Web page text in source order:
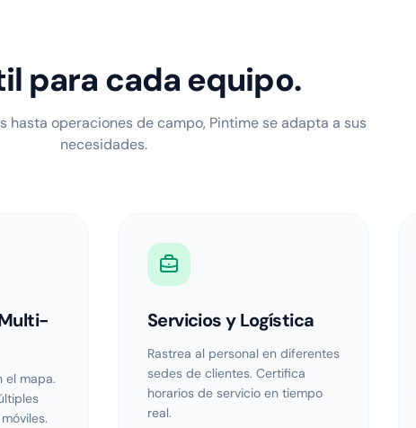
para cada equipo.
hasta operaciones de campo, Pintime se adapta a sus
necesidades.
el mapa.
Servicios y Logística
Rastrea al personal en diferentes
sedes de clientes. Certifica
horarios de servicio en tiempo
real.